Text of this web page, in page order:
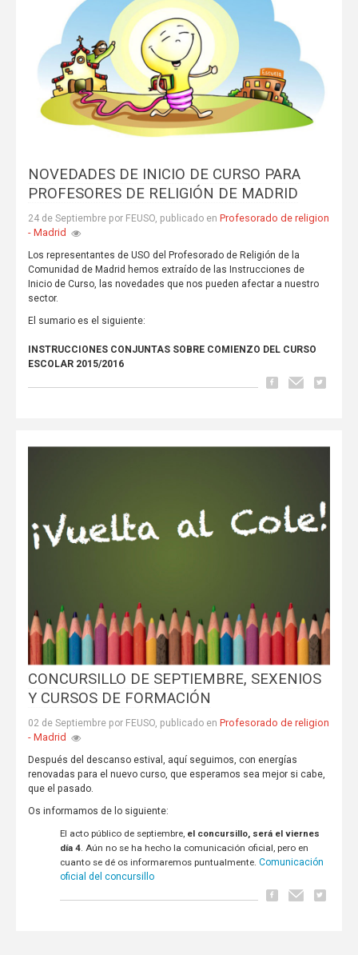
NOVEDADES DE INICIO DE CURSO PARA
PROFESORES DE RELIGIÓN DE MADRID
24 de Septiembre por FEUSO, publicado en Profesorado de religion
- Madrid
Los representantes de USO del Profesorado de Religión de la
Comunidad de Madrid hemos extraído de las Instrucciones de
Inicio de Curso, las novedades que nos pueden afectar a nuestro
sector.
El sumario es el siguiente:
INSTRUCCIONES CONJUNTAS SOBRE COMIENZO DEL CURSO
ESCOLAR 2015/2016
CONCURSILLO DE SEPTIEMBRE, SEXENIOS
Y CURSOS DE FORMACIÓN
02 de Septiembre por FEUSO, publicado en Profesorado de religion
- Madrid
Después del descanso estival, aquí seguimos, con energías
renovadas para el nuevo curso, que esperamos sea mejor si cabe,
que el pasado.
Os informamos de lo siguiente:
El acto público de septiembre, el concursillo, será el viernes
día 4. Aún no se ha hecho la comunicación oficial, pero en
cuanto se dé os informaremos puntualmente. Comunicación
oficial del concursillo